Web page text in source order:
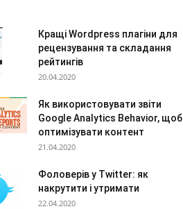
Кращі Wordpress плагіни для
рецензування та складання
рейтингів
20.04.2020
Як використовувати звіти
Google Analytics Behavior, щоб
оптимізувати контент
21.04.2020
Фоловерів у Twitter: як
накрутити і утримати
22.04.2020